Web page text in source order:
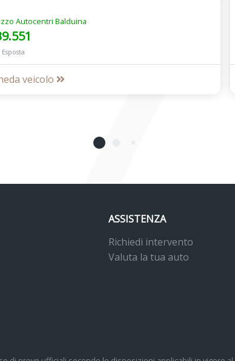
Autocentri Balduina
veicolo
ASSISTENZA
Richiedi intervento
Valuta la tua auto